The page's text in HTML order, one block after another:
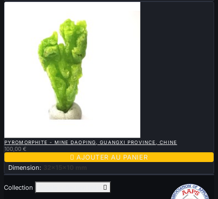
PYROMORPHITE - MINE DAOPING, GUANGXI PROVINCE, CHINE
100,00 €
 AJOUTER AU PANIER
Dimension: 32x15x10 mm
Collection 